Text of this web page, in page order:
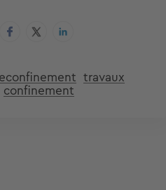
travaux
confinement